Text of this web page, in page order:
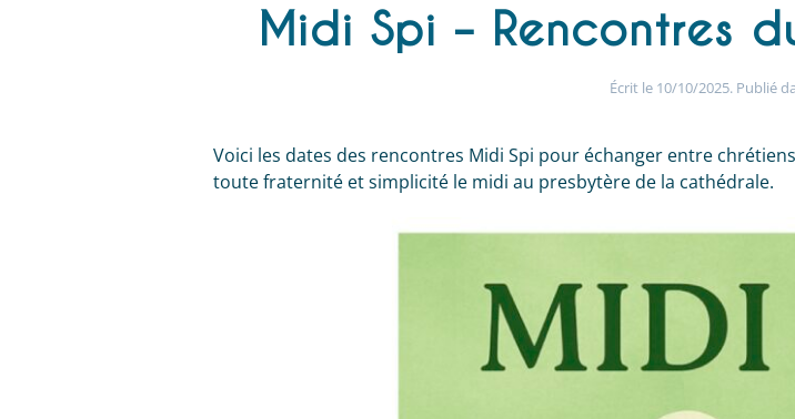
Midi Spi – Rencontres
Écrit le 10/10/2025. Publié
Voici les dates des rencontres Midi Spi pour échanger entre
toute fraternité et simplicité le midi au presbytère de la cathédrale.